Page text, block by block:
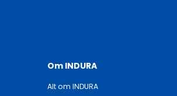
Om INDURA
Alt om INDURA